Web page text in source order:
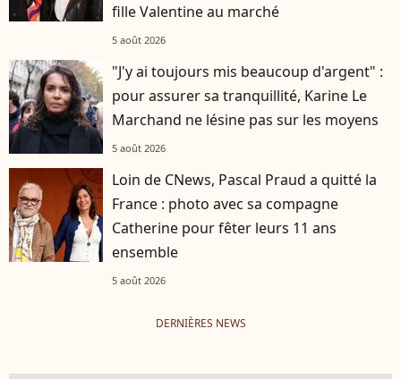
fille Valentine au marché
5 août 2026
"J'y ai toujours mis beaucoup d'argent" :
pour assurer sa tranquillité, Karine Le
Marchand ne lésine pas sur les moyens
5 août 2026
Loin de CNews, Pascal Praud a quitté la
France : photo avec sa compagne
Catherine pour fêter leurs 11 ans
ensemble
5 août 2026
DERNIÈRES NEWS